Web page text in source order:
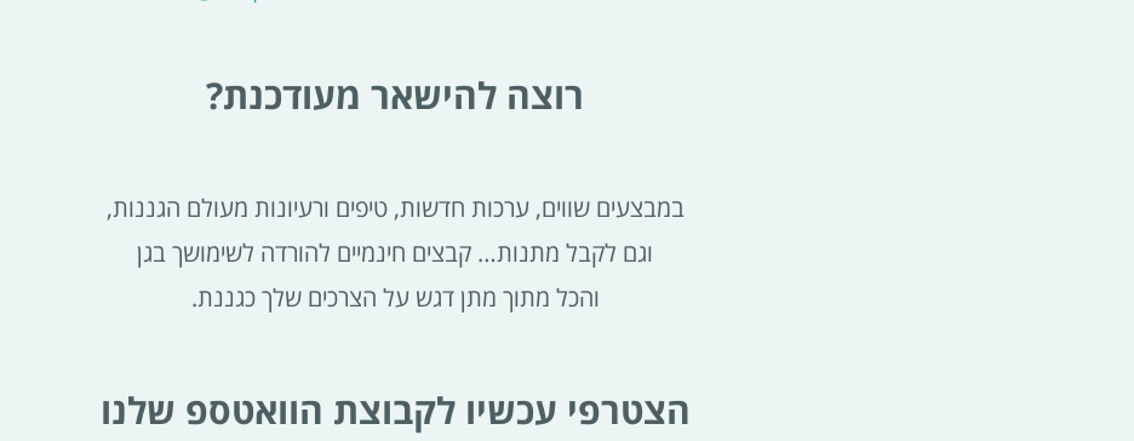
רוצה להישאר מעודכנת?
במבצעים שווים, ערכות חדשות, טיפים ורעיונות מעולם הגננות,
וגם לקבל מתנות… קבצים חינמיים להורדה לשימושך בגן
והכל מתוך מתן דגש על הצרכים שלך כגננת.
הצטרפי עכשיו לקבוצת הוואטספ שלנו